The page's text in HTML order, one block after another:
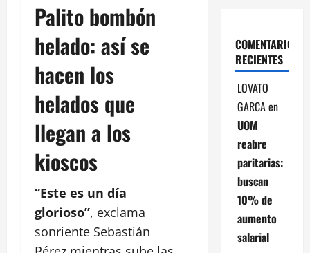
Palito bombón
helado: así se
hacen los
helados que
llegan a los
kioscos
“Este es un día
glorioso”, exclama
sonriente Sebastián
COMENTARIOS
RECIENTES
LOVATO
GARCAen
UOM
reabre
paritarias:
buscan
10% de
aumento
salarial